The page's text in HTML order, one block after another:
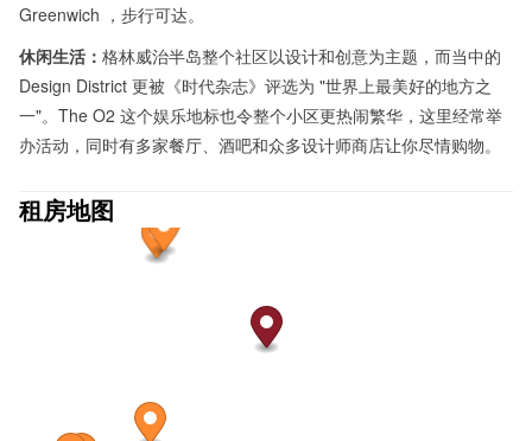
Greenwich ，步行可达。
休闲生活： 格林威治半岛整个社区以设计和创意为主题，而当中的
Design District 更被《时代杂志》评选为 "世界上最美好的地方之
一"。The O2 这个娱乐地标也令整个小区更热闹繁华，这里经常举
办活动，同时有多家餐厅、酒吧和众多设计师商店让你尽情购物。
租房地图